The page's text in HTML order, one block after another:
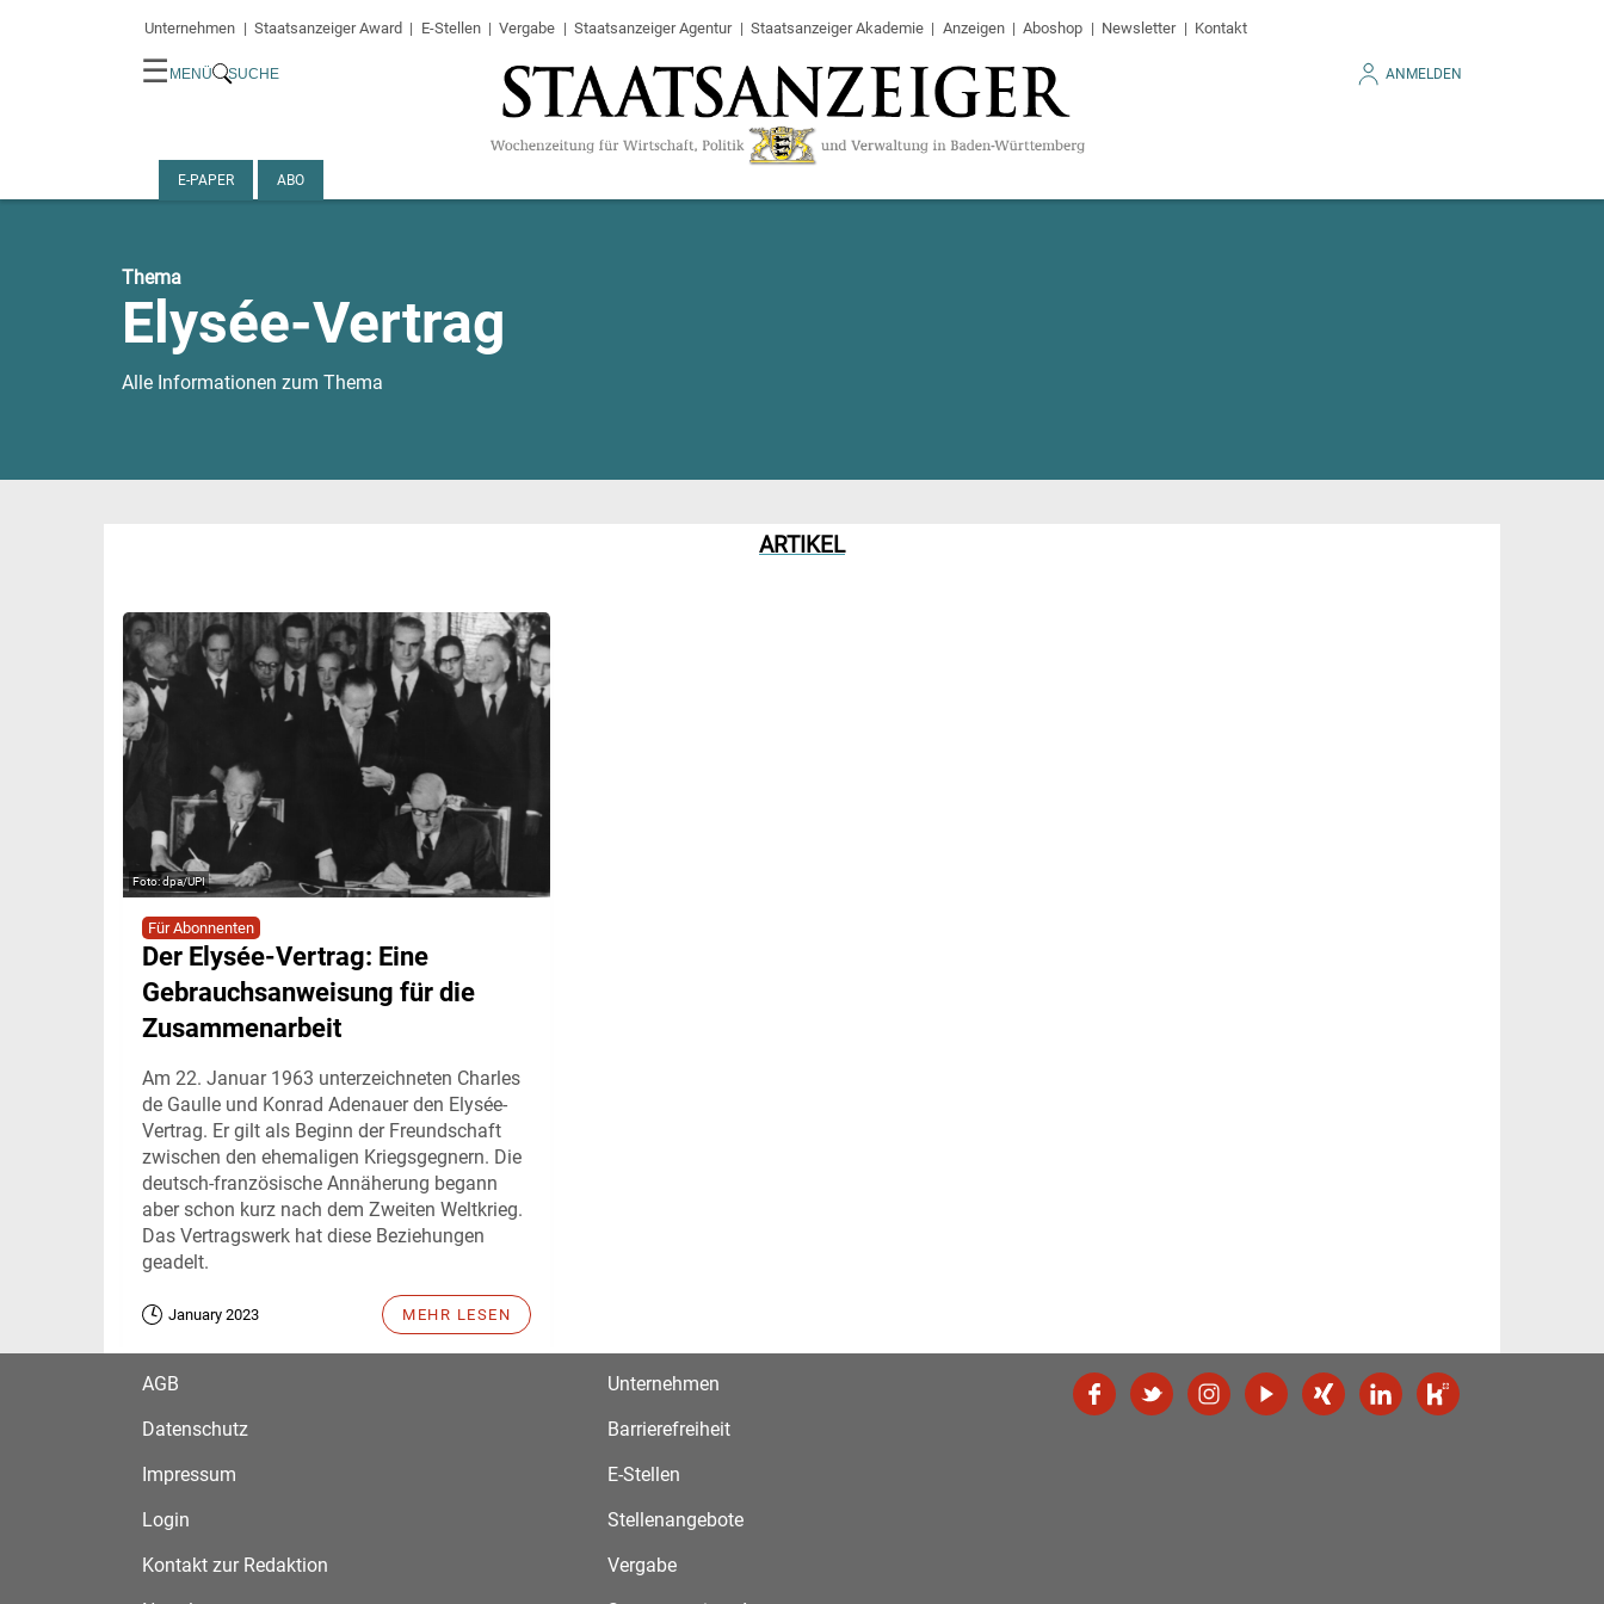
Unternehmen Staatsanzeiger Award E-Stellen Vergabe Staatsanzeiger Agentur Staatsanzeiger Akademie Anzeigen Aboshop Newsletter Kontakt
☰ MENÜ SUCHE ANMELDEN
E-PAPER ABO
Thema
Elysée-Vertrag
Alle Informationen zum Thema
ARTIKEL
dpa/UPI
Für Abonnenten
Der Elysée-Vertrag: Eine
Gebrauchsanweisung für die
Zusammenarbeit
Am 22. Januar 1963 unterzeichneten Charles
de Gaulle und Konrad Adenauer den Elysée-
Vertrag. Er gilt als Beginn der Freundschaft
zwischen den ehemaligen Kriegsgegnern. Die
deutsch-französische Annäherung begann
aber schon kurz nach dem Zweiten Weltkrieg.
Das Vertragswerk hat diese Beziehungen
geadelt.
January 2023 MEHR LESEN
AGB
Datenschutz
Impressum
Login
Kontakt zur Redaktion
Unternehmen
Barrierefreiheit
E-Stellen
Stellenangebote
Vergabe